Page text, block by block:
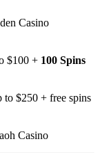
Casino
$100 + 100 Spins
to $250 + free spins
Casino